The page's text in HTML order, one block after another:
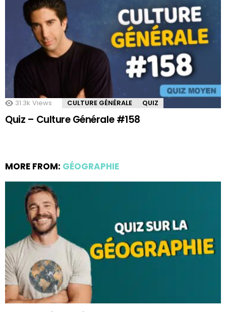
31.3k Views CULTURE GÉNÉRALE QUIZ
Quiz – Culture Générale #158
MORE FROM: GÉOGRAPHIE